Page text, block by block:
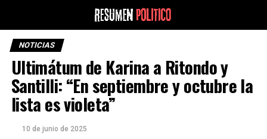
NOTICIAS
Ultimátum de Karina a Ritondo y
Santilli: “En septiembre y octubre la
lista es violeta”
10 de junio de 2025